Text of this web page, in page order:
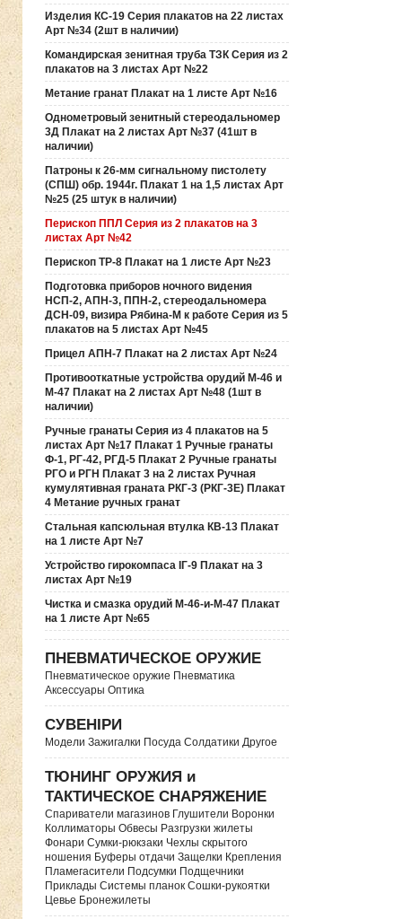
Изделия КС-19 Серия плакатов на 22 листах
Арт №34 (2шт в наличии)
Командирская зенитная труба ТЗК Серия из 2
плакатов на 3 листах Арт №22
Метание гранат Плакат на 1 листе Арт №16
Однометровый зенитный стереодальномер
3Д Плакат на 2 листах Арт №37 (41шт в
наличии)
Патроны к 26-мм сигнальному пистолету
(СПШ) обр. 1944г. Плакат 1 на 1,5 листах Арт
№25 (25 штук в наличии)
Перископ ППЛ Серия из 2 плакатов на 3
листах Арт №42
Перископ ТР-8 Плакат на 1 листе Арт №23
Подготовка приборов ночного видения
НСП-2, АПН-3, ППН-2, стереодальномера
ДСН-09, визира Рябина-М к работе Серия из 5
плакатов на 5 листах Арт №45
Прицел АПН-7 Плакат на 2 листах Арт №24
Противооткатные устройства орудий М-46 и
М-47 Плакат на 2 листах Арт №48 (1шт в
наличии)
Ручные гранаты Серия из 4 плакатов на 5
листах Арт №17 Плакат 1 Ручные гранаты
Ф-1, РГ-42, РГД-5 Плакат 2 Ручные гранаты
РГО и РГН Плакат 3 на 2 листах Ручная
кумулятивная граната РКГ-3 (РКГ-3Е) Плакат
4 Метание ручных гранат
Стальная капсюльная втулка КВ-13 Плакат
на 1 листе Арт №7
Устройство гирокомпаса ІГ-9 Плакат на 3
листах Арт №19
Чистка и смазка орудий М-46-и-М-47 Плакат
на 1 листе Арт №65
ПНЕВМАТИЧЕСКОЕ ОРУЖИЕ
Пневматическое оружие Пневматика
Аксессуары Оптика
СУВЕНІРИ
Модели Зажигалки Посуда Солдатики Другое
ТЮНИНГ ОРУЖИЯ и
ТАКТИЧЕСКОЕ СНАРЯЖЕНИЕ
Спариватели магазинов Глушители Воронки
Коллиматоры Обвесы Разгрузки жилеты
Фонари Сумки-рюкзаки Чехлы скрытого
ношения Буферы отдачи Защелки Крепления
Пламегасители Подсумки Подщечники
Приклады Системы планок Сошки-рукоятки
Цевье Бронежилеты